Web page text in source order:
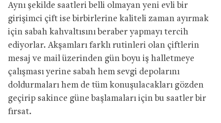
Aynı şekilde saatleri belli olmayan yeni evli bir
girişimci çift ise birbirlerine kaliteli zaman ayırmak
için sabah kahvaltısını beraber yapmayı tercih
ediyorlar. Akşamları farklı rutinleri olan çiftlerin
mesaj ve mail üzerinden gün boyu iş halletmeye
çalışması yerine sabah hem sevgi depolarını
doldurmaları hem de tüm konuşulacakları gözden
geçirip sakince güne başlamaları için bu saatler bir
fırsat.